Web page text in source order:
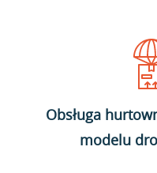
Obsługa
modelu